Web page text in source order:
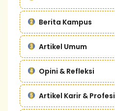
Berita Kampus
Artikel Umum
Opini & Refleksi
Artikel Karir & Profesi